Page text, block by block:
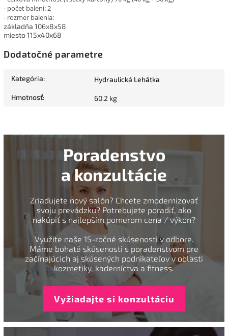
- počet balení: 2
- rozmer balenia:
základňa 106x8x58
miesto 115x40x68
Dodatočné parametre
Kategória: Hydraulická Lehátka
Hmotnosť: 60.2 kg
Poradenstvo
a konzultácie
Zriaďujete nový salón? Chcete zmodernizovať
svoju prevádzku? Potrebujete poradiť, ako
nakúpiť s najlepším pomerom cena / výkon?
Využite naše 15-ročné skúsenosti v odbore.
Máme bohaté skúsenosti s poradenstvom pre
začínajúcich aj skúsených podnikateľov v oblasti
kozmetiky, kaderníctva a fitness.
Vyžiadajte si konzultáciu